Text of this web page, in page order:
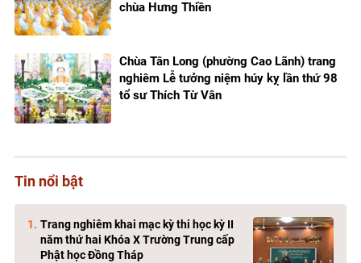
chùa Hưng Thiền
Chùa Tân Long (phường Cao Lãnh) trang
nghiêm Lễ tưởng niệm húy kỵ lần thứ 98
tổ sư Thích Từ Vân
Tin nổi bật
Trang nghiêm khai mạc kỳ thi học kỳ II
năm thứ hai Khóa X Trường Trung cấp
Phật học Đồng Tháp